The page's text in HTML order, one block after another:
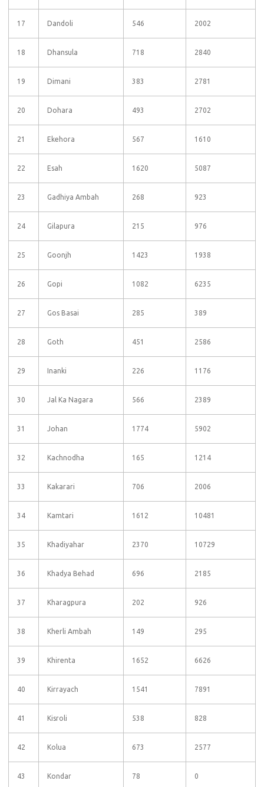
17 Dandoli 546 2002
18 Dhansula 718 2840
19 Dimani 383 2781
20 Dohara 493 2702
21 Ekehora 567 1610
22 Esah 1620 5087
23 Gadhiya Ambah 268 923
24 Gilapura 215 976
25 Goonjh 1423 1938
26 Gopi 1082 6235
27 Gos Basai 285 389
28 Goth 451 2586
29 Inanki 226 1176
30 Jal Ka Nagara 566 2389
31 Johan 1774 5902
32 Kachnodha 165 1214
33 Kakarari 706 2006
34 Kamtari 1612 10481
35 Khadiyahar 2370 10729
36 Khadya Behad 696 2185
37 Kharagpura 202 926
38 Kherli Ambah 149 295
39 Khirenta 1652 6626
40 Kirrayach 1541 7891
41 Kisroli 538 828
42 Kolua 673 2577
43 Kondar 78 0